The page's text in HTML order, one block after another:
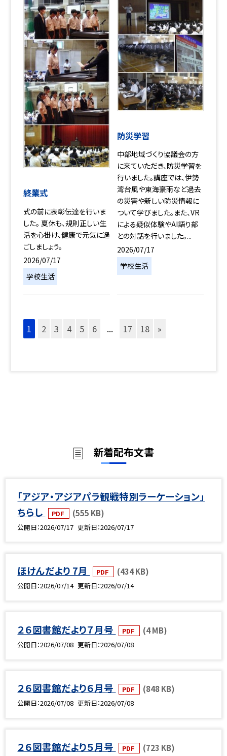
終業式
式の前に表彰伝達を行いま
した。 夏休も、規則正しい生
活を心掛け、健康で元気に過
ごしましょう。
2026/07/17
学校生活
防災学習
中部地域づくり協議会の方
に来ていただき、防災学習を
行いました。講座では、伊勢
湾台風や東海豪雨など過去
の災害や新しい防災情報に
ついて学びました。また、VR
による疑似体験やAI語り部
との対話を行いました。...
2026/07/17
学校生活
1 2 3 4 5 6 ... 17 18 »
新着配布文書
「アジア・アジアパラ観戦特別ラーケーション」
ちらし
PDF (555 KB)
公開日 2026/07/17 更新日 2026/07/17
ほけんだより 7月 PDF (434 KB)
公開日 2026/07/14 更新日 2026/07/14
２６図書館だより７月号 PDF (4 MB)
公開日 2026/07/08 更新日 2026/07/08
２６図書館だより６月号 PDF (848 KB)
公開日 2026/07/08 更新日 2026/07/08
２６図書館だより５月号 PDF (723 KB)